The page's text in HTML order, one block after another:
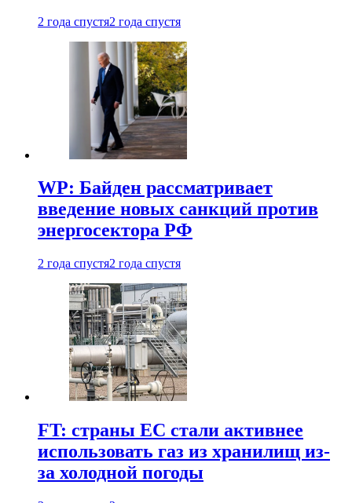
2 года спустя2 года спустя
WP: Байден рассматривает
введение новых санкций против
энергосектора РФ
2 года спустя2 года спустя
FT: страны ЕС стали активнее
использовать газ из хранилищ из-
за холодной погоды